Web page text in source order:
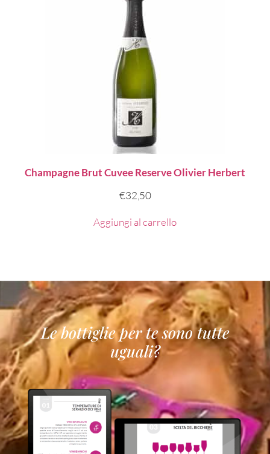
Champagne Brut Cuvee Reserve Olivier Herbert
€32,50
Aggiungi al carrello
Le bottiglie per te sono tutte
uguali?